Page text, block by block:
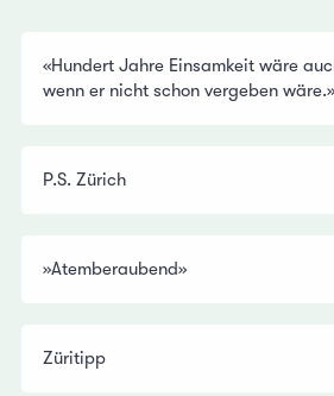
«Hundert Jahre Einsamkeit wäre
wenn er nicht schon vergeben wäre.»
P.S. Zürich
»Atemberaubend»
Züritipp